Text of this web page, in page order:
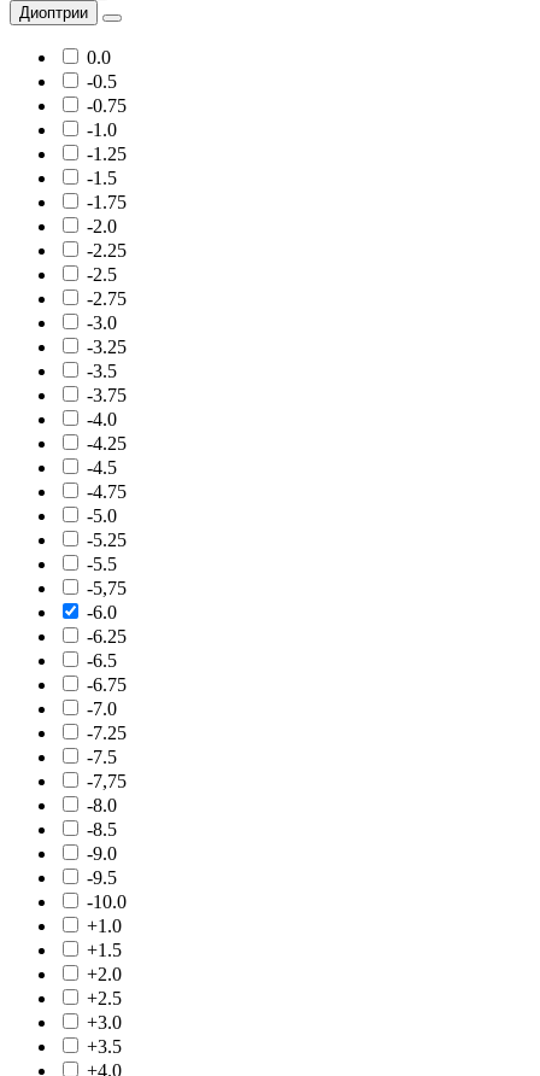
Диоптрии
0.0
-0.5
-0.75
-1.0
-1.25
-1.5
-1.75
-2.0
-2.25
-2.5
-2.75
-3.0
-3.25
-3.5
-3.75
-4.0
-4.25
-4.5
-4.75
-5.0
-5.25
-5.5
-5,75
-6.0
-6.25
-6.5
-6.75
-7.0
-7.25
-7.5
-7,75
-8.0
-8.5
-9.0
-9.5
-10.0
+1.0
+1.5
+2.0
+2.5
+3.0
+3.5
+4.0